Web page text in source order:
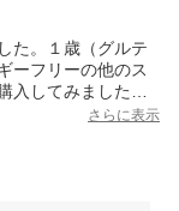
た。１歳（グルテ
ーフリーの他のス
入してみました。
、スポンジのみに
認できなかったの
さらに表示